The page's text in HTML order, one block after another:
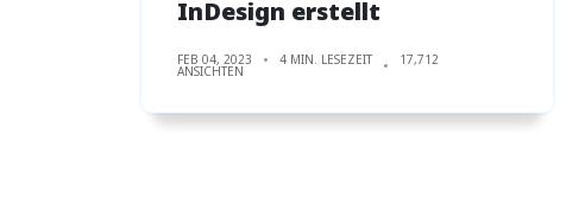
InDesign erstellt
FEB 04, 2023 4 MIN. LESEZEIT 17,712
ANSICHTEN